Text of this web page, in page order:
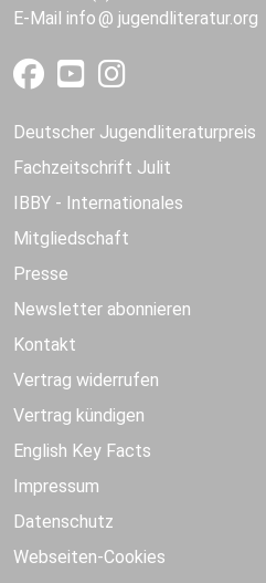
E-Mail info jugendliteratur.org
Deutscher Jugendliteraturpreis
Fachzeitschrift Julit
IBBY - Internationales
Mitgliedschaft
Presse
Newsletter abonnieren
Kontakt
Vertrag widerrufen
Vertrag kündigen
English Key Facts
Impressum
Datenschutz
Webseiten-Cookies